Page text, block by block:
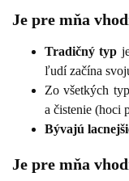
Je pre mňa
Tradičný typ
ľudí začína
Zo všetkých
a čistenie (hoci
Bývajú
Je pre mňa